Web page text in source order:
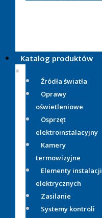
Katalog produktów
Źródła światła
Oprawy
oświetleniowe
Osprzęt
elektroinstalacyjny
Kamery
termowizyjne
Elementy instalacji
elektrycznych
Zasilanie
Systemy kontroli